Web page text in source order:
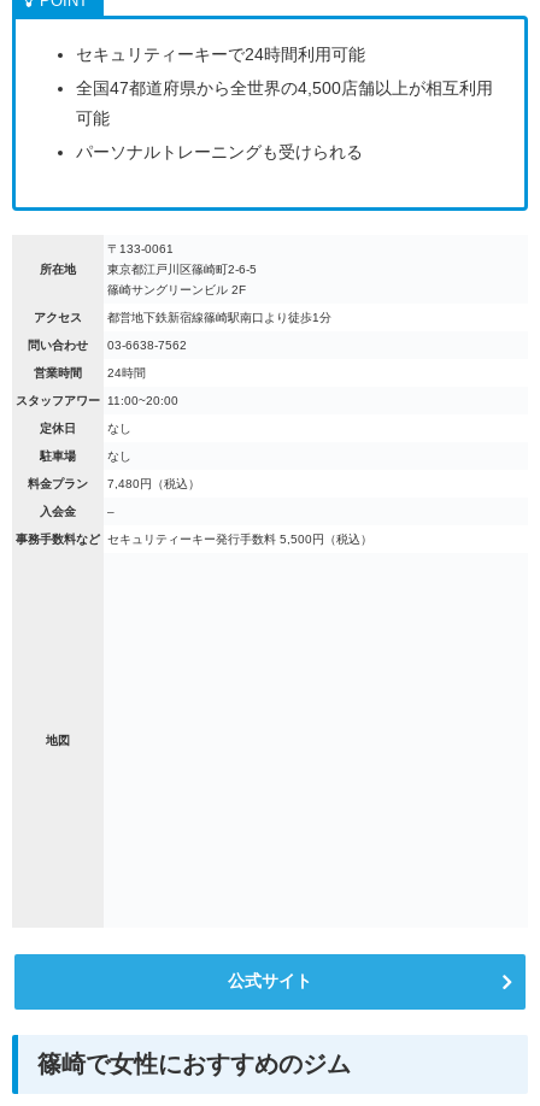
セキュリティーキーで24時間利用可能
全国47都道府県から全世界の4,500店舗以上が相互利用
可能
パーソナルトレーニングも受けられる
所在地
〒133-0061
東京都江戸川区篠崎町2-6-5
篠崎サングリーンビル 2F
アクセス 都営地下鉄新宿線篠崎駅南口より徒歩1分
問い合わせ 03-6638-7562
営業時間 24時間
スタッフアワー 11:00~20:00
定休日 なし
駐車場 なし
料金プラン 7,480円（税込）
入会金 –
事務手数料など セキュリティーキー発行手数料 5,500円（税込）
地図
公式サイト
篠崎で女性におすすめのジム